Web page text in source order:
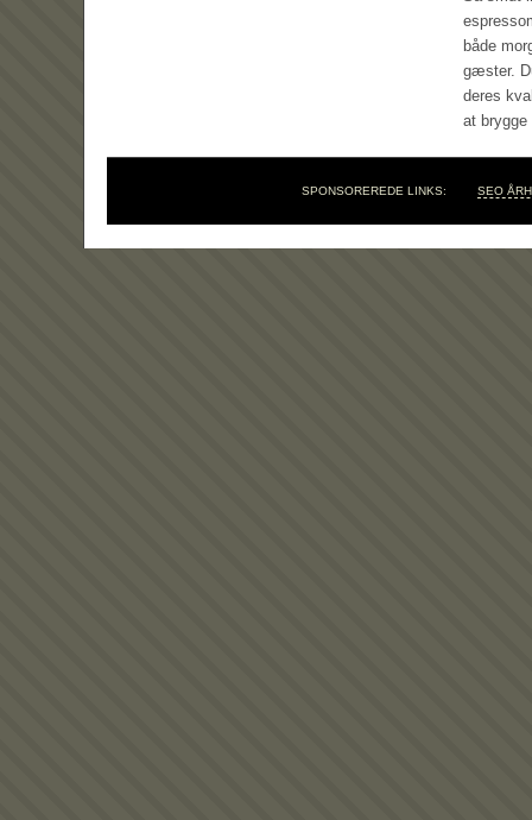
både
gæster.
deres
at
SPONSOREREDE LINKS: SEO